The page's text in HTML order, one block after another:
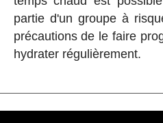
partie d'un groupe à
précautions de le faire
hydrater régulièrement.